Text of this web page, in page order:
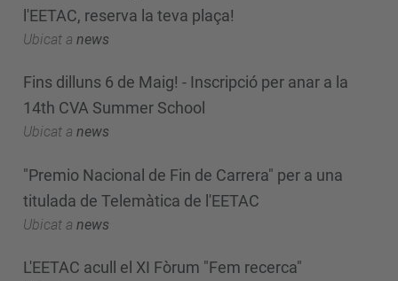
l'EETAC, reserva la teva plaça!
Ubicat a news
Fins dilluns 6 de Maig! - Inscripció per anar a la
14th CVA Summer School
Ubicat a news
"Premio Nacional de Fin de Carrera" per a una
titulada de Telemàtica de l'EETAC
Ubicat a news
L'EETAC acull el XI Fòrum "Fem recerca"